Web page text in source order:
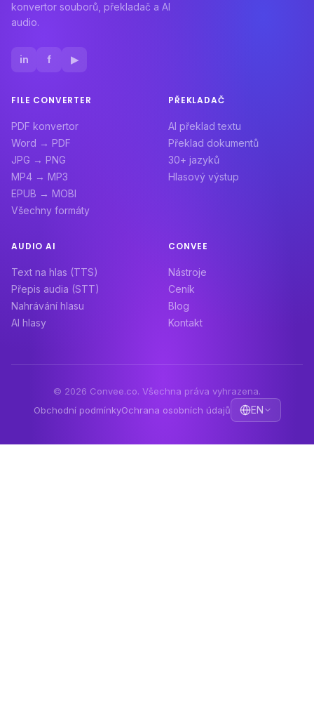
konvertor souborů, překladač a AI
audio.
in f ▶
FILE CONVERTER
PDF konvertor
Word → PDF
JPG → PNG
MP4 → MP3
EPUB → MOBI
Všechny formáty
PŘEKLADAČ
AI překlad textu
Překlad dokumentů
30+ jazyků
Hlasový výstup
AUDIO AI
Text na hlas (TTS)
Přepis audia (STT)
Nahrávání hlasu
AI hlasy
CONVEE
Nástroje
Ceník
Blog
Kontakt
© 2026 Convee.co. Všechna práva vyhrazena.
Obchodní podmínkyOchrana osobních údajů EN